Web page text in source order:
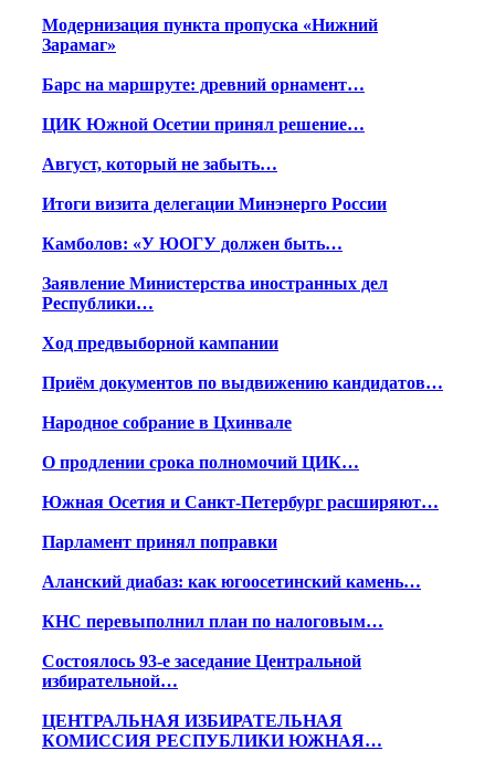
Модернизация пункта пропуска «Нижний
Зарамаг»
Барс на маршруте: древний орнамент…
ЦИК Южной Осетии принял решение…
Август, который не забыть…
Итоги визита делегации Минэнерго России
Камболов: «У ЮОГУ должен быть…
Заявление Министерства иностранных дел
Республики…
Ход предвыборной кампании
Приём документов по выдвижению кандидатов…
Народное собрание в Цхинвале
О продлении срока полномочий ЦИК…
Южная Осетия и Санкт-Петербург расширяют…
Парламент принял поправки
Аланский диабаз: как югоосетинский камень…
КНС перевыполнил план по налоговым…
Состоялось 93-е заседание Центральной
избирательной…
ЦЕНТРАЛЬНАЯ ИЗБИРАТЕЛЬНАЯ
КОМИССИЯ РЕСПУБЛИКИ ЮЖНАЯ…